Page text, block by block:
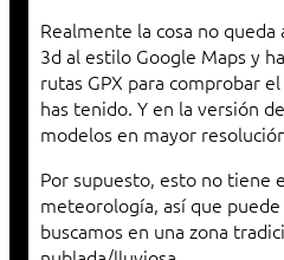
Realmente la cosa no
3d al estilo Google Maps y
rutas GPX para comprobar
has tenido. Y en la versión
modelos en mayor
Por supuesto, esto no tiene
meteorología, así que
buscamos en una zona